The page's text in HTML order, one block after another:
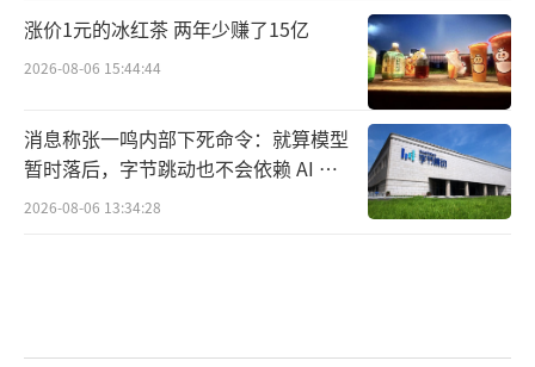
涨价1元的冰红茶 两年少赚了15亿
2026-08-06 15:44:44
消息称张一鸣内部下死命令：就算模型
暂时落后，字节跳动也不会依赖 AI 蒸
馏技术
2026-08-06 13:34:28